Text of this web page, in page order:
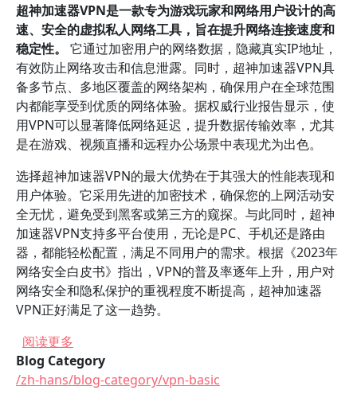
超神加速器VPN是一款专为游戏玩家和网络用户设计的高
速、安全的虚拟私人网络工具，旨在提升网络连接速度和
稳定性。
它通过加密用户的网络数据，隐藏真实IP地址，
有效防止网络攻击和信息泄露。同时，超神加速器VPN具
备多节点、多地区覆盖的网络架构，确保用户在全球范围
内都能享受到优质的网络体验。据权威行业报告显示，使
用VPN可以显著降低网络延迟，提升数据传输效率，尤其
是在游戏、视频直播和远程办公场景中表现尤为出色。
选择超神加速器VPN的最大优势在于其强大的性能表现和
用户体验。它采用先进的加密技术，确保您的上网活动安
全无忧，避免受到黑客或第三方的窥探。与此同时，超神
加速器VPN支持多平台使用，无论是PC、手机还是路由
器，都能轻松配置，满足不同用户的需求。根据《2023年
网络安全白皮书》指出，VPN的普及率逐年上升，用户对
网络安全和隐私保护的重视程度不断提高，超神加速器
VPN正好满足了这一趋势。
阅读更多
Blog Category
/zh-hans/blog-category/vpn-basic